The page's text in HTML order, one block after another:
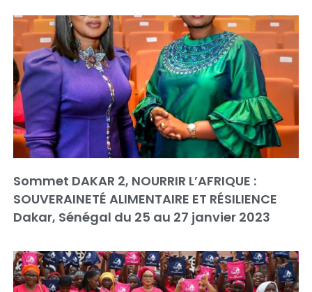
Sommet DAKAR 2, NOURRIR L’AFRIQUE :
SOUVERAINETÉ ALIMENTAIRE ET RÉSILIENCE
Dakar, Sénégal du 25 au 27 janvier 2023